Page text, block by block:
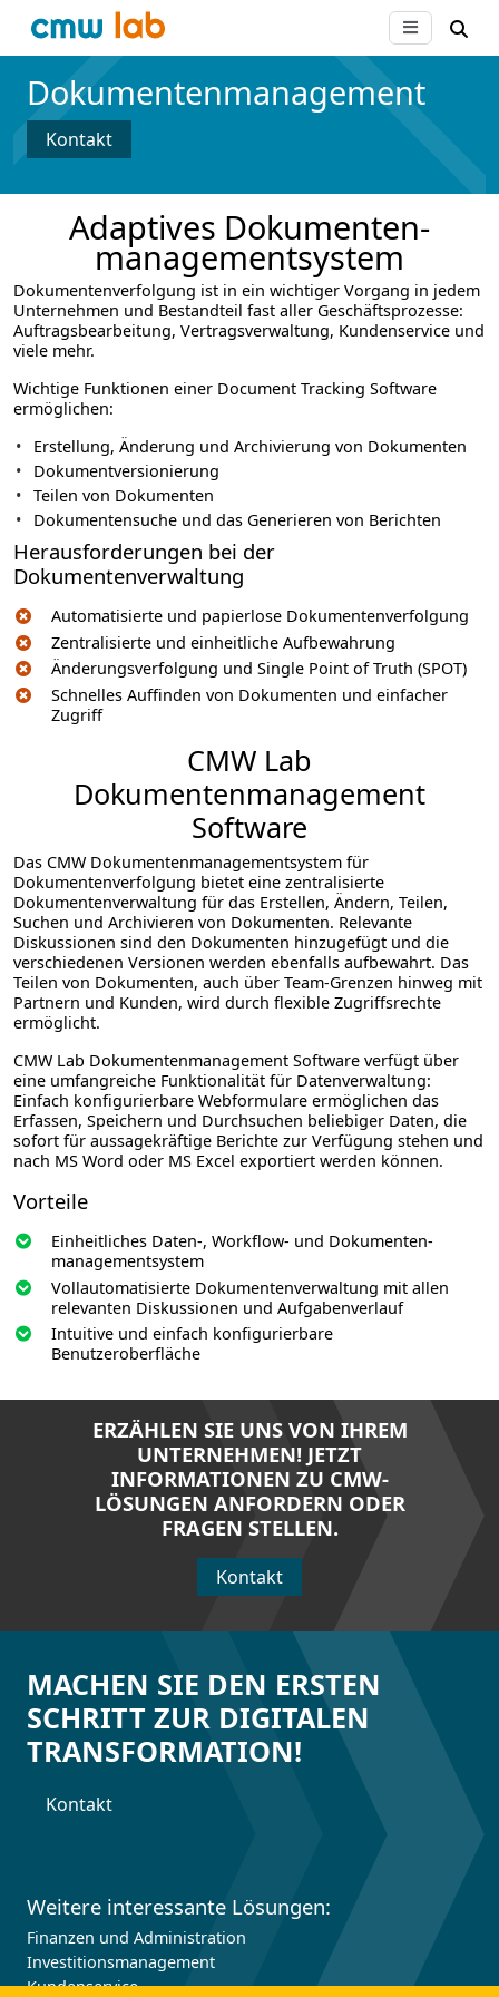
Dokumenten­management
Kontakt
Adaptives Dokumenten­
managementsystem
Dokumentenverfolgung ist in ein wichtiger Vorgang in jedem
Unternehmen und Bestandteil fast aller Geschäftsprozesse:
Auftragsbearbeitung, Vertragsverwaltung, Kundenservice und
viele mehr.
Wichtige Funktionen einer Document Tracking Software
ermöglichen:
Erstellung, Änderung und Archivierung von Dokumenten
Dokumentversionierung
Teilen von Dokumenten
Dokumentensuche und das Generieren von Berichten
Herausforderungen bei der
Dokumentenverwaltung
Automatisierte und papierlose Dokumentenverfolgung
Zentralisierte und einheitliche Aufbewahrung
Änderungsverfolgung und Single Point of Truth (SPOT)
Schnelles Auffinden von Dokumenten und einfacher
Zugriff
CMW Lab
Dokumentenmanagement
Software
Das CMW Dokumentenmanagementsystem für
Dokumentenverfolgung bietet eine zentralisierte
Dokumentenverwaltung für das Erstellen, Ändern, Teilen,
Suchen und Archivieren von Dokumenten. Relevante
Diskussionen sind den Dokumenten hinzugefügt und die
verschiedenen Versionen werden ebenfalls aufbewahrt. Das
Teilen von Dokumenten, auch über Team-Grenzen hinweg mit
Partnern und Kunden, wird durch flexible Zugriffsrechte
ermöglicht.
CMW Lab Dokumentenmanagement Software verfügt über
eine umfangreiche Funktionalität für Datenverwaltung:
Einfach konfigurierbare Webformulare ermöglichen das
Erfassen, Speichern und Durchsuchen beliebiger Daten, die
sofort für aussagekräftige Berichte zur Verfügung stehen und
nach MS Word oder MS Excel exportiert werden können.
Vorteile
Einheitliches Daten-, Workflow- und Dokumenten­
management­system
Vollautomatisierte Dokumenten­verwaltung mit allen
relevanten Diskussionen und Aufgabenverlauf
Intuitive und einfach konfigurierbare
Benutzeroberfläche
ERZÄHLEN SIE UNS VON IHREM
UNTERNEHMEN! JETZT
INFORMATIONEN ZU CMW-
LÖSUNGEN ANFORDERN ODER
FRAGEN STELLEN.
Kontakt
Weitere interessante Lösungen:
Finanzen und Administration
Investitions­management
Kundenservice
MACHEN SIE DEN ERSTEN
SCHRITT ZUR DIGITALEN
TRANSFORMATION!
Kontakt